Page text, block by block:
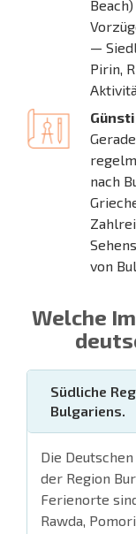
—
Pirin,
nach
von
Welche
Südliche
Bulgariens.
Die
der Region
Ferienorte
Rawda,